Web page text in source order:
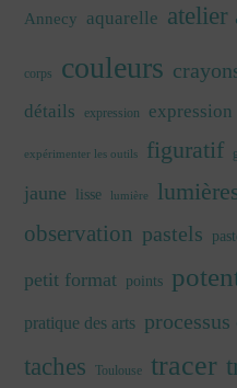
Annecy aquarelle atelier
corps couleurs
détails expression
expérimenter les outils figuratif
jaune lisse lumière
observation pastels
petit format points
pratique des arts
taches Toulouse tracer